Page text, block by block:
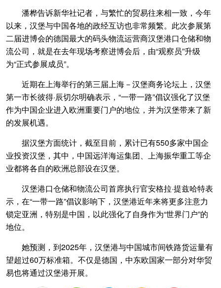
潘桦告诉新华社记者，与繁忙的贸易往来相一致，今年
以来，汉堡与中国各地的政经互访也非常频繁。此次参展第
二届进博会的德国最大的码头物流运营商汉堡港口仓储和物
流公司，就是在去年现场考察进博会后，由“观察员”升级
为“正式参展成员”。
近期在上海举行的第三届上海－汉堡商务论坛上，汉堡
第一市长彼得·辰切尔明确表示，“一带一路”倡议强化了汉堡
作为中国企业进入欧洲重要门户的地位，并为汉堡带来了新
的发展机遇。
据汉堡方面统计，截至目前，累计已有550多家中国企
业投资汉堡，其中，中国远洋海运集团、上海振华重工等企
业都将各自的欧洲总部设在汉堡。
汉堡港口仓储和物流公司首席执行官安格拉·提兹哈特表
示，在“一带一路”倡议影响下，汉堡港近年来将更多注意力
锁定亚洲，特别是中国，以此强化了自身作为“世界门户”的
地位。
她预测，到2025年，汉堡港与中国城市间铁路货运量有
望超过60万标准箱。不仅是德国，中东欧国家一部分对华贸
易也将通过汉堡港开展。